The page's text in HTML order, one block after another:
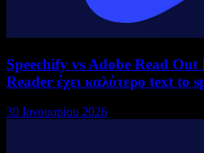
Speechify vs Adobe Read
Reader έχει καλύτερο text to
30 Ιανουαρίου 2026